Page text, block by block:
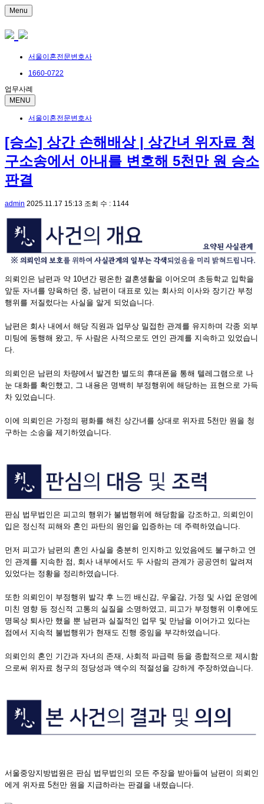
Menu
서울이혼전문변호사
1660-0722
업무사례
MENU
서울이혼전문변호사
[승소] 상간 손해배상 | 상간녀 위자료 청
구소송에서 아내를 변호해 5천만 원 승소
판결
admin 2025.11.17 15:13 조회 수 : 1144
의뢰인은 남편과 약 10년간 평온한 결혼생활을 이어오며 초등학교 입학을
앞둔 자녀를 양육하던 중, 남편이 대표로 있는 회사의 이사와 장기간 부정
행위를 저질렀다는 사실을 알게 되었습니다.
남편은 회사 내에서 해당 직원과 업무상 밀접한 관계를 유지하며 각종 외부
미팅에 동행해 왔고, 두 사람은 사적으로도 연인 관계를 지속하고 있었습니
다.
의뢰인은 남편의 차량에서 발견한 별도의 휴대폰을 통해 텔레그램으로 나
눈 대화를 확인했고, 그 내용은 명백히 부정행위에 해당하는 표현으로 가득
차 있었습니다.
이에 의뢰인은 가정의 평화를 해친 상간녀를 상대로 위자료 5천만 원을 청
구하는 소송을 제기하였습니다.
판심 법무법인은 피고의 행위가 불법행위에 해당함을 강조하고, 의뢰인이
입은 정신적 피해와 혼인 파탄의 원인을 입증하는 데 주력하였습니다.
먼저 피고가 남편의 혼인 사실을 충분히 인지하고 있었음에도 불구하고 연
인 관계를 지속한 점, 회사 내부에서도 두 사람의 관계가 공공연히 알려져
있었다는 정황을 정리하였습니다.
또한 의뢰인이 부정행위 발각 후 느낀 배신감, 우울감, 가정 및 사업 운영에
미친 영향 등 정신적 고통의 실질을 소명하였고, 피고가 부정행위 이후에도
명목상 퇴사만 했을 뿐 남편과 실질적인 업무 및 만남을 이어가고 있다는
점에서 지속적 불법행위가 현재도 진행 중임을 부각하였습니다.
의뢰인의 혼인 기간과 자녀의 존재, 사회적 파급력 등을 종합적으로 제시함
으로써 위자료 청구의 정당성과 액수의 적절성을 강하게 주장하였습니다.
서울중앙지방법원은 판심 법무법인의 모든 주장을 받아들여 남편이 의뢰인
에게 위자료 5천만 원을 지급하라는 판결을 내렸습니다.